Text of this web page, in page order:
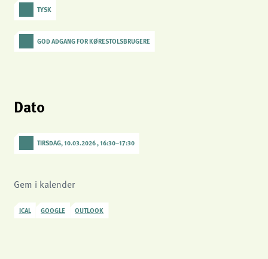
TYSK
GOD ADGANG FOR KØRESTOLSBRUGERE
Dato
TIRSDAG, 10.03.2026 , 16:30–17:30
Gem i kalender
ICAL GOOGLE OUTLOOK